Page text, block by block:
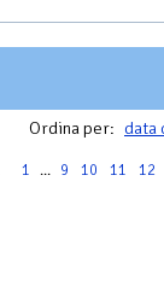
Ordina per: data
1 ... 9 10 11 12